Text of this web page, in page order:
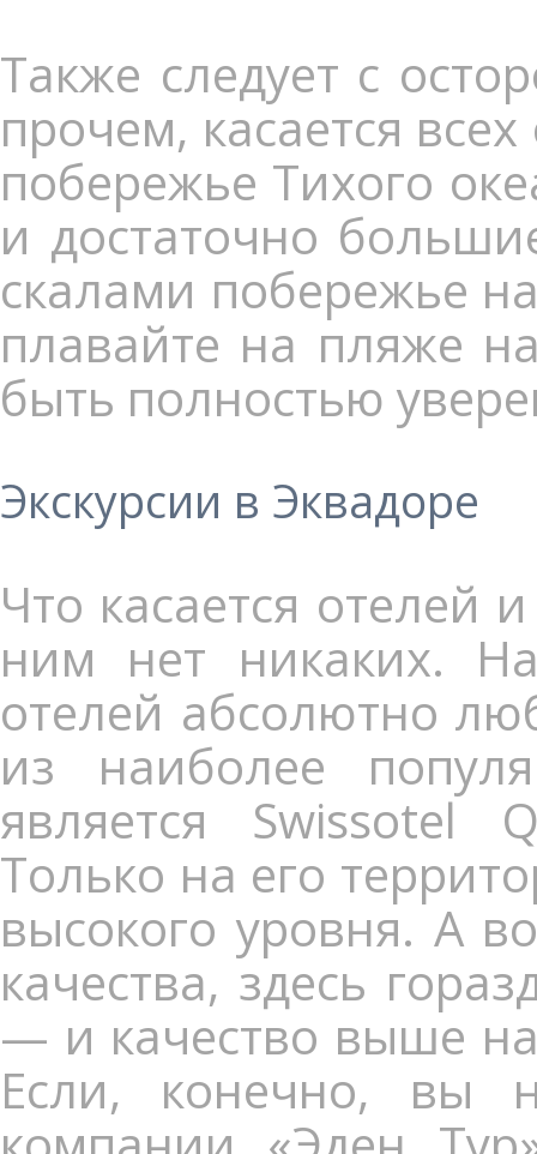
Также следует с
прочем, касается
побережье Тихого
и достаточно
скалами побережье
плавайте на пляже
быть полностью
Экскурсии в Эквадоре
Что касается отелей
ним нет никаких.
отелей абсолютно
из наиболее
является Swissotel
Только на его
высокого уровня. А
качества, здесь
— и качество выше
Если, конечно, вы